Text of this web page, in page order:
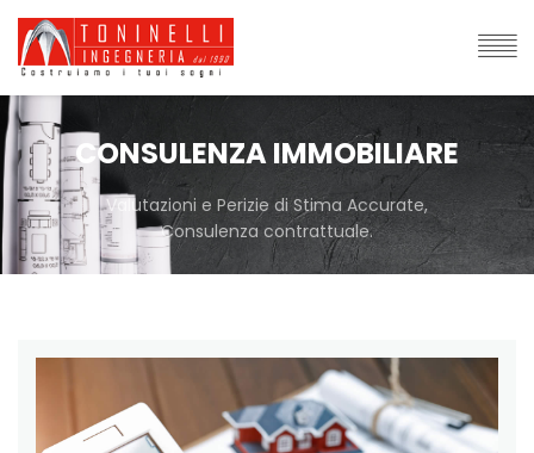
CONSULENZA IMMOBILIARE
Valutazioni e Perizie di Stima Accurate,
Consulenza contrattuale.